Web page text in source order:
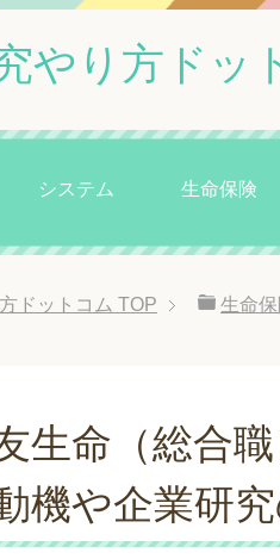
やり方ドッ
システム 生命保険
ドットコム TOP 生命
生命（総合
機や企業研